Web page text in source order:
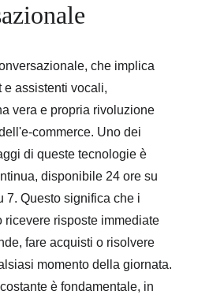
che implica
e assistenti vocali,
vera e propria rivoluzione
commerce. Uno dei
di queste tecnologie è
disponibile 24 ore su
7. Questo significa che i
ricevere risposte immediate
fare acquisti o risolvere
momento della giornata.
è fondamentale, in